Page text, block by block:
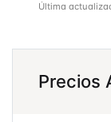
Última
Precios